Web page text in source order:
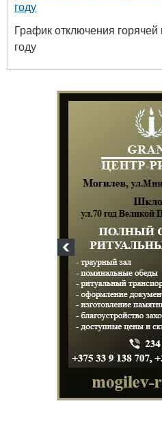
году
График отключения
году